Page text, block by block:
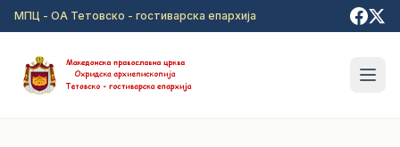
Прејди на главна содржина
МПЦ - ОА Тетовско - гостиварска епархија